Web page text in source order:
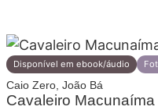
R$ 133,00.
R$
Disponível em ebook/áudio
Caio Zero, João Bá
Cavaleiro Macunaíma